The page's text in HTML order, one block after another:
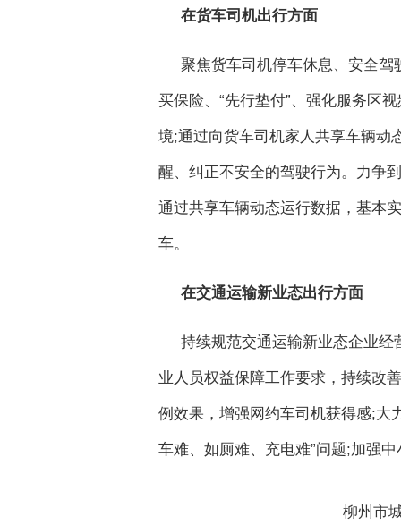
在货车司机出行方面
聚焦货车司机停车休息、安全驾
买保险、“先行垫付”、强化服务区
境;通过向货车司机家人共享车辆动
醒、纠正不安全的驾驶行为。力争
通过共享车辆动态运行数据，基本
车。
在交通运输新业态出行方面
持续规范交通运输新业态企业
业人员权益保障工作要求，持续改
例效果，增强网约车司机获得感;大
车难、如厕难、充电难”问题;加强
柳州市